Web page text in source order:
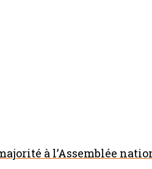
à l’Assemblée